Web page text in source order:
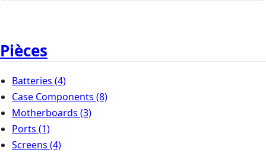
Pièces
Batteries (4)
Case Components (8)
Motherboards (3)
Ports (1)
Screens (4)